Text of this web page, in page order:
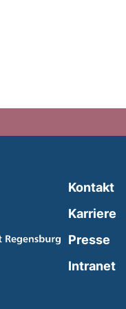
Kontakt
Karriere
Presse
Intranet